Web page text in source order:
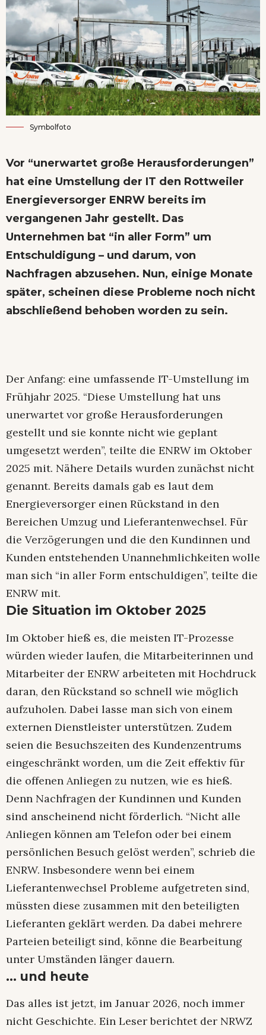
Symbolfoto
Vor “unerwartet große Herausforderungen”
hat eine Umstellung der IT den Rottweiler
Energieversorger ENRW bereits im
vergangenen Jahr gestellt. Das
Unternehmen bat “in aller Form” um
Entschuldigung – und darum, von
Nachfragen abzusehen. Nun, einige Monate
später, scheinen diese Probleme noch nicht
abschließend behoben worden zu sein.
Der Anfang: eine umfassende IT-Umstellung im
Frühjahr 2025. “Diese Umstellung hat uns
unerwartet vor große Herausforderungen
gestellt und sie konnte nicht wie geplant
umgesetzt werden”, teilte die ENRW im Oktober
2025 mit. Nähere Details wurden zunächst nicht
genannt. Bereits damals gab es laut dem
Energieversorger einen Rückstand in den
Bereichen Umzug und Lieferantenwechsel. Für
die Verzögerungen und die den Kundinnen und
Kunden entstehenden Unannehmlichkeiten wolle
man sich “in aller Form entschuldigen”, teilte die
ENRW mit.
Die Situation im Oktober 2025
Im Oktober hieß es, die meisten IT-Prozesse
würden wieder laufen, die Mitarbeiterinnen und
Mitarbeiter der ENRW arbeiteten mit Hochdruck
daran, den Rückstand so schnell wie möglich
aufzuholen. Dabei lasse man sich von einem
externen Dienstleister unterstützen. Zudem
seien die Besuchszeiten des Kundenzentrums
eingeschränkt worden, um die Zeit effektiv für
die offenen Anliegen zu nutzen, wie es hieß.
Denn Nachfragen der Kundinnen und Kunden
sind anscheinend nicht förderlich. “Nicht alle
Anliegen können am Telefon oder bei einem
persönlichen Besuch gelöst werden”, schrieb die
ENRW. Insbesondere wenn bei einem
Lieferantenwechsel Probleme aufgetreten sind,
müssten diese zusammen mit den beteiligten
Lieferanten geklärt werden. Da dabei mehrere
Parteien beteiligt sind, könne die Bearbeitung
unter Umständen länger dauern.
… und heute
Das alles ist jetzt, im Januar 2026, noch immer
nicht Geschichte. Ein Leser berichtet der NRWZ